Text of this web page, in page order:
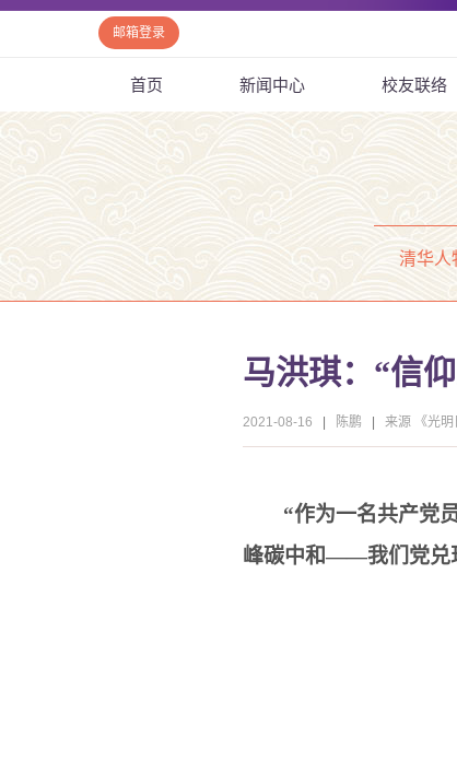
邮箱登录
首页 新闻中心 校友联络
清华人
马洪琪：“信
2021-08-16 陈鹏 来源 《光
“作为一名共产党
峰碳中和——我们党兑